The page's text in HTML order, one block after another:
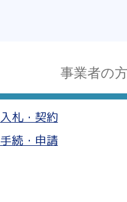
事業者の
入札・契約
手続・申請